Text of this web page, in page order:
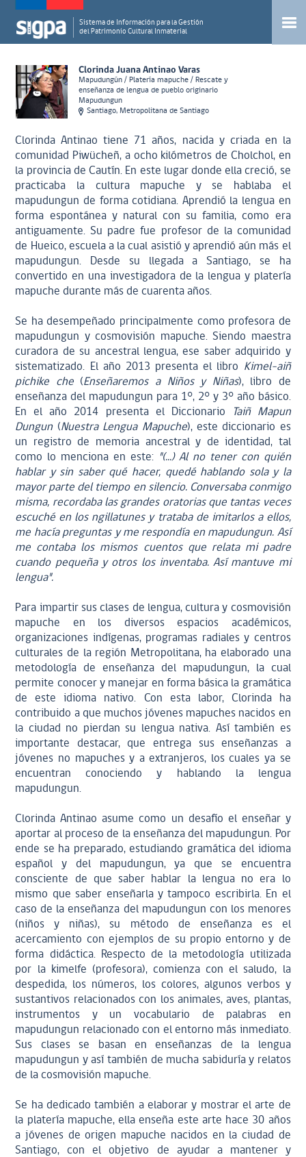
Sistema de Información para la Gestión
del Patrimonio Cultural Inmaterial
Clorinda Juana Antinao Varas
Mapudungún / Platería mapuche / Rescate y
enseñanza de lengua de pueblo originario
Mapudungun
Santiago, Metropolitana de Santiago
Clorinda Antinao tiene 71 años, nacida y criada en la
comunidad Piwücheñ, a ocho kilómetros de Cholchol, en
la provincia de Cautín. En este lugar donde ella creció, se
practicaba la cultura mapuche y se hablaba el
mapudungun de forma cotidiana. Aprendió la lengua en
forma espontánea y natural con su familia, como era
antiguamente. Su padre fue profesor de la comunidad
de Hueico, escuela a la cual asistió y aprendió aún más el
mapudungun. Desde su llegada a Santiago, se ha
convertido en una investigadora de la lengua y platería
mapuche durante más de cuarenta años.
Se ha desempeñado principalmente como profesora de
mapudungun y cosmovisión mapuche. Siendo maestra
curadora de su ancestral lengua, ese saber adquirido y
sistematizado. El año 2013 presenta el libro Kimel-aiñ
pichike che(Enseñaremos a Niños y Niñas), libro de
enseñanza del mapudungun para 1°, 2° y 3° año básico.
En el año 2014 presenta el Diccionario
Taiñ Mapun
Dungun(Nuestra Lengua Mapuche), este diccionario es
un registro de memoria ancestral y de identidad, tal
como lo menciona en este: "(...) Al no tener con quién
hablar y sin saber qué hacer, quedé hablando sola y la
mayor parte del tiempo en silencio. Conversaba conmigo
misma, recordaba las grandes oratorias que tantas veces
escuché en los ngillatunes y trataba de imitarlos a ellos,
me hacía preguntas y me respondía en mapudungun. Así
me contaba los mismos cuentos que relata mi padre
cuando pequeña y otros los inventaba. Así mantuve mi
lengua".
Para impartir sus clases de lengua, cultura y cosmovisión
mapuche en los diversos espacios académicos,
organizaciones indígenas, programas radiales y centros
culturales de la región Metropolitana, ha elaborado una
metodología de enseñanza del mapudungun, la cual
permite conocer y manejar en forma básica la gramática
de este idioma nativo. Con esta labor, Clorinda ha
contribuido a que muchos jóvenes mapuches nacidos en
la ciudad no pierdan su lengua nativa. Así también es
importante destacar, que entrega sus enseñanzas a
jóvenes no mapuches y a extranjeros, los cuales ya se
encuentran conociendo y hablando la lengua
mapudungun.
Clorinda Antinao asume como un desafío el enseñar y
aportar al proceso de la enseñanza del mapudungun. Por
ende se ha preparado, estudiando gramática del idioma
español y del mapudungun, ya que se encuentra
consciente de que saber hablar la lengua no era lo
mismo que saber enseñarla y tampoco escribirla. En el
caso de la enseñanza del mapudungun con los menores
(niños y niñas), su método de enseñanza es el
acercamiento con ejemplos de su propio entorno y de
forma didáctica. Respecto de la metodología utilizada
por la kimelfe (profesora), comienza con el saludo, la
despedida, los números, los colores, algunos verbos y
sustantivos relacionados con los animales, aves, plantas,
instrumentos y un vocabulario de palabras en
mapudungun relacionado con el entorno más inmediato.
Sus clases se basan en enseñanzas de la lengua
mapudungun y así también de mucha sabiduría y relatos
de la cosmovisión mapuche.
Se ha dedicado también a elaborar y mostrar el arte de
la platería mapuche, ella enseña este arte hace 30 años
a jóvenes de origen mapuche nacidos en la ciudad de
Santiago, con el objetivo de ayudar a mantener y